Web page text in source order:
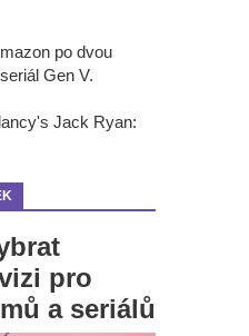
po dvou
Gen V.
Jack Ryan:
pro
a seriálů